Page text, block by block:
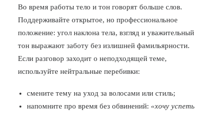
Во время работы тело и тон говорят больше слов.
Поддерживайте открытое, но профессиональное
положение: угол наклона тела, взгляд и уважительный
тон выражают заботу без излишней фамильярности.
Если разговор заходит о неподходящей теме,
используйте нейтральные перебивки:
смените тему на уход за волосами или стиль;
напомните про время без обвинений: «хочу успеть